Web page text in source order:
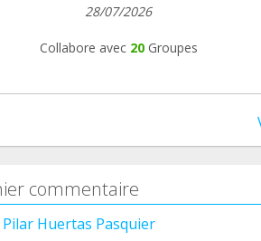
28/07/2026
Collabore avec 20 Groupes
commentaire
Pilar Huertas Pasquier